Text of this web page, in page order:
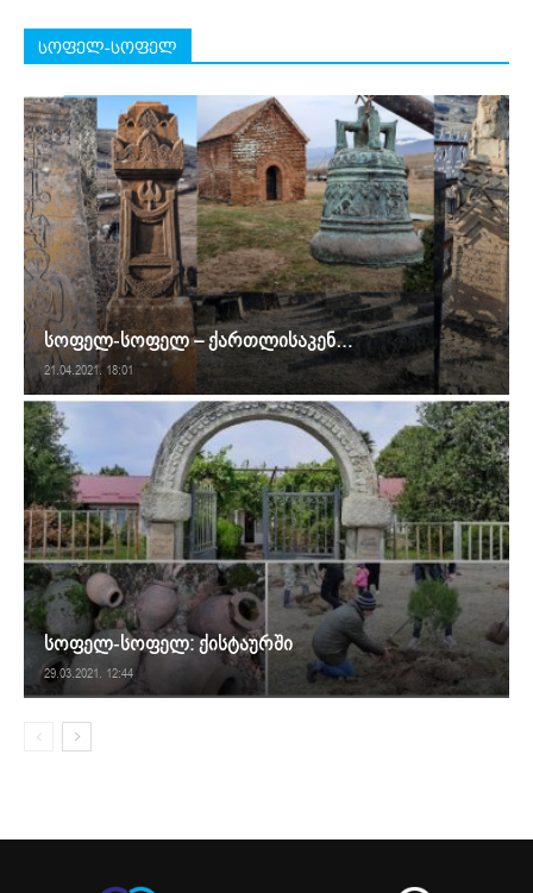
სოფელ-სოფელ
სოფელ-სოფელ – ქართლისაკენ…
21.04.2021. 18:01
სოფელ-სოფელ: ქისტაურში
29.03.2021. 12:44